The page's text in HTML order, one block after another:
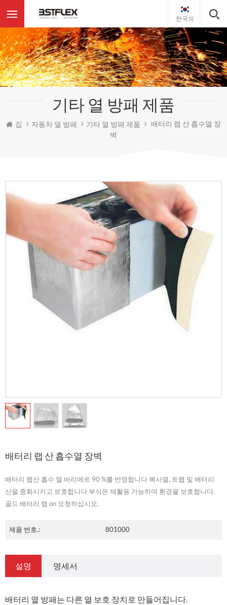
한국의
기타 열 방패 제품
집 자동차 열 방패 기타 열 방패 제품
배터리 랩 산 흡수열 장
벽
배터리 랩 산 흡수열 장벽
배터리 랩산 흡수 열 바리에르 90 %를 반영합니다 복사열, 트랩 및 배터리
산을 중화시키고 보호합니다 부식은 재활용 가능하며 환경을 보호합니다.
골드 배터리 랩 on 요청하십시오.
제품 번호.: 801000
설명 명세서
배터리 열 방패는 다른 열 보호 장치로 만들어집니다.